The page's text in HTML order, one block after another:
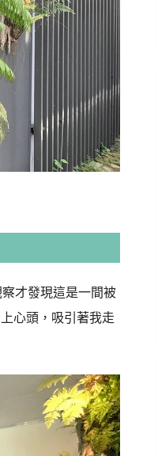
才發現這是一間被
心頭，吸引著我走